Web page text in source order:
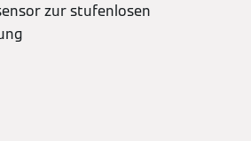
zur stufenlosen